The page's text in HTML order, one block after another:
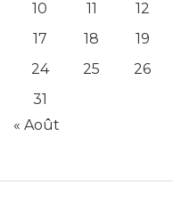
10
11 12
17
18 19
24
25 26
31
« Août